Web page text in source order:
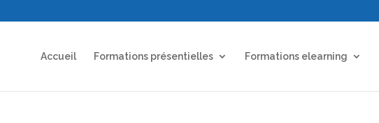
Accueil Formations présentielles Formations elearning